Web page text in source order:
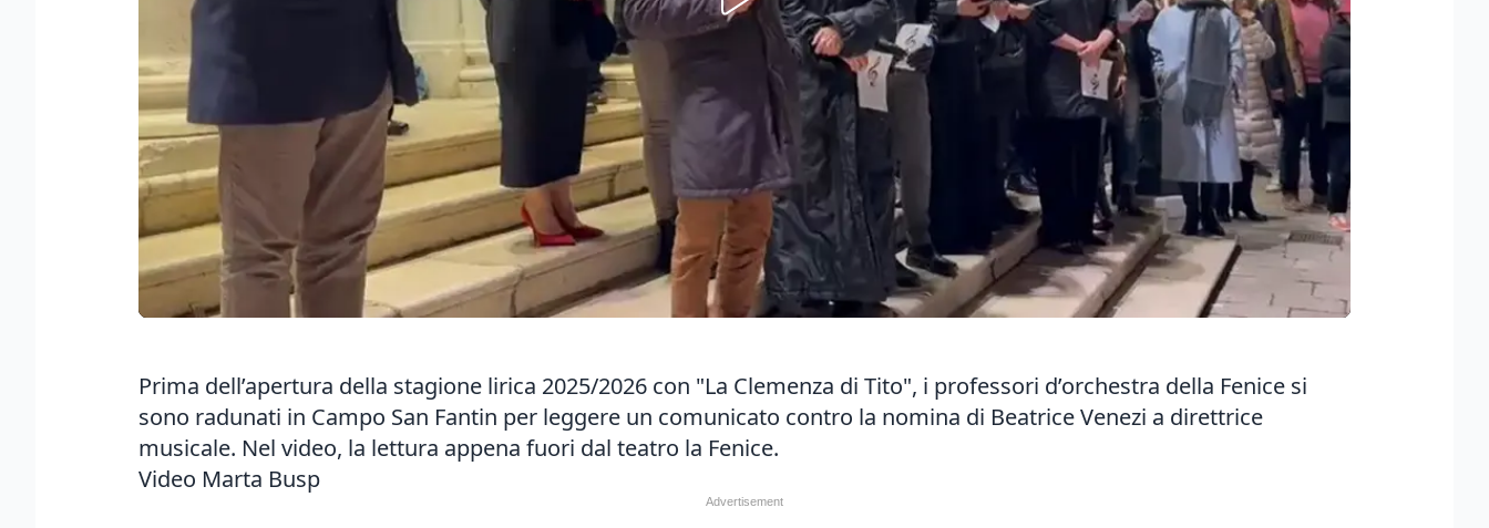
Prima dell’apertura della stagione lirica 2025/2026 con "La Clemenza di Tito", i professori d’orchestra della Fenice si
sono radunati in Campo San Fantin per leggere un comunicato contro la nomina di Beatrice Venezi a direttrice
musicale. Nel video, la lettura appena fuori dal teatro la Fenice.
Video Marta Busp